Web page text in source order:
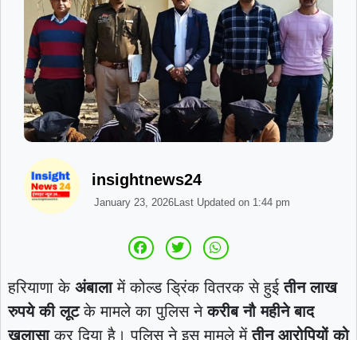
insightnews24
January 23, 2026Last Updated on 1:44 pm
हरियाणा के अंबालामें कोल्ड ड्रिंक वितरक से हुईतीन लाख
रुपये की लूटके मामले का पुलिस नेकरीब नौ महीने बाद
खुलासाकर दिया है। पुलिस ने इस मामले मेंतीन आरोपियों को